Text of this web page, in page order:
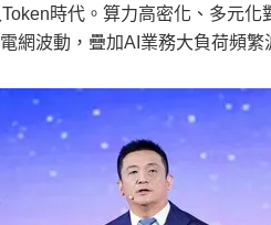
時代。算力高密化、多元
網波動，疊加AI業務大負荷頻繁